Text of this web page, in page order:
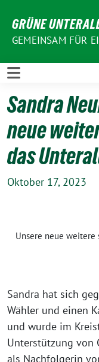
zum
Inhalt
GRÜNE
GEMEINSAM FÜR
Sandra
neue
das
Oktober 17, 2023
Unsere neue weitere
Sandra hat sich
Wähler und einen
und wurde im
Unterstützung von
als Nachfolgerin